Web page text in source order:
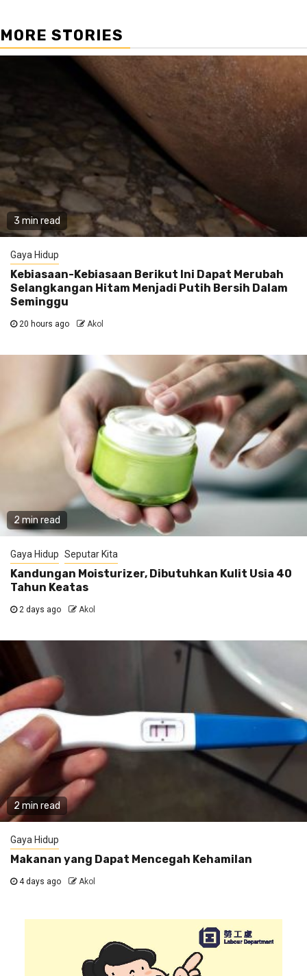
MORE STORIES
3 min read
Gaya Hidup
Kebiasaan-Kebiasaan Berikut Ini Dapat Merubah
Selangkangan Hitam Menjadi Putih Bersih Dalam
Seminggu
20 hours ago Akol
2 min read
Gaya Hidup Seputar Kita
Kandungan Moisturizer, Dibutuhkan Kulit Usia 40
Tahun Keatas
2 days ago Akol
2 min read
Gaya Hidup
Makanan yang Dapat Mencegah Kehamilan
4 days ago Akol